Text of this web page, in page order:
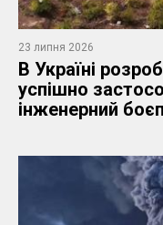
23 липня 2026
​В Україні
успішно
інженерний